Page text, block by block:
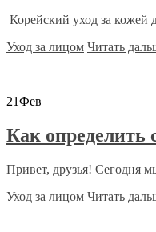
Корейский уход за кожей
Уход за лицом Читать
21Фев
Как определить
Привет, друзья! Сегодня
Уход за лицом Читать